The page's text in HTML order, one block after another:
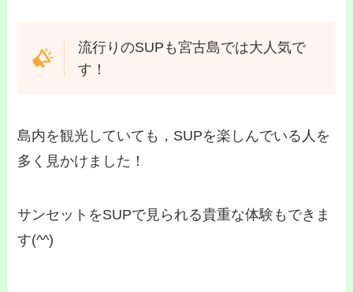
流行りのSUPも宮古島では大人気で
す！
島内を観光していても，SUPを楽しんでいる人を
多く見かけました！
サンセットをSUPで見られる貴重な体験もできま
す(^^)